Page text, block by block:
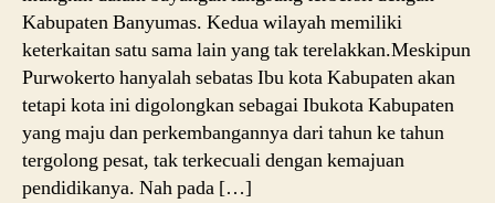
Kabupaten Banyumas. Kedua wilayah memiliki
keterkaitan satu sama lain yang tak terelakkan.Meskipun
Purwokerto hanyalah sebatas Ibu kota Kabupaten akan
tetapi kota ini digolongkan sebagai Ibukota Kabupaten
yang maju dan perkembangannya dari tahun ke tahun
tergolong pesat, tak terkecuali dengan kemajuan
pendidikanya. Nah pada […]